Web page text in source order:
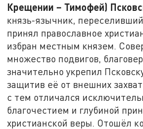
Крещении – Тимофей)
князь-язычник,
принял православное
избран местным князем.
множество подвигов,
значительно укрепил
защитив её от внешних
с тем отличался
благочестием и глубиной
христианской веры. Отошёл